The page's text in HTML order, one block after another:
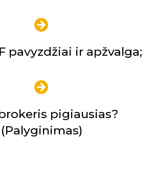
pavyzdžiai ir apžvalga;
pigiausias?
(Palyginimas)